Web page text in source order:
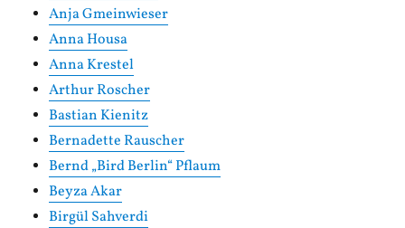
Anja Gmeinwieser
Anna Housa
Anna Krestel
Arthur Roscher
Bastian Kienitz
Bernadette Rauscher
Bernd „Bird Berlin“ Pflaum
Beyza Akar
Birgül Sahverdi